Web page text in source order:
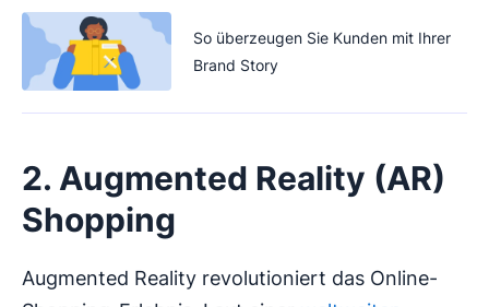
So überzeugen Sie Kunden mit Ihrer
Brand Story
2. Augmented Reality (AR)
Shopping
Augmented Reality revolutioniert das Online-